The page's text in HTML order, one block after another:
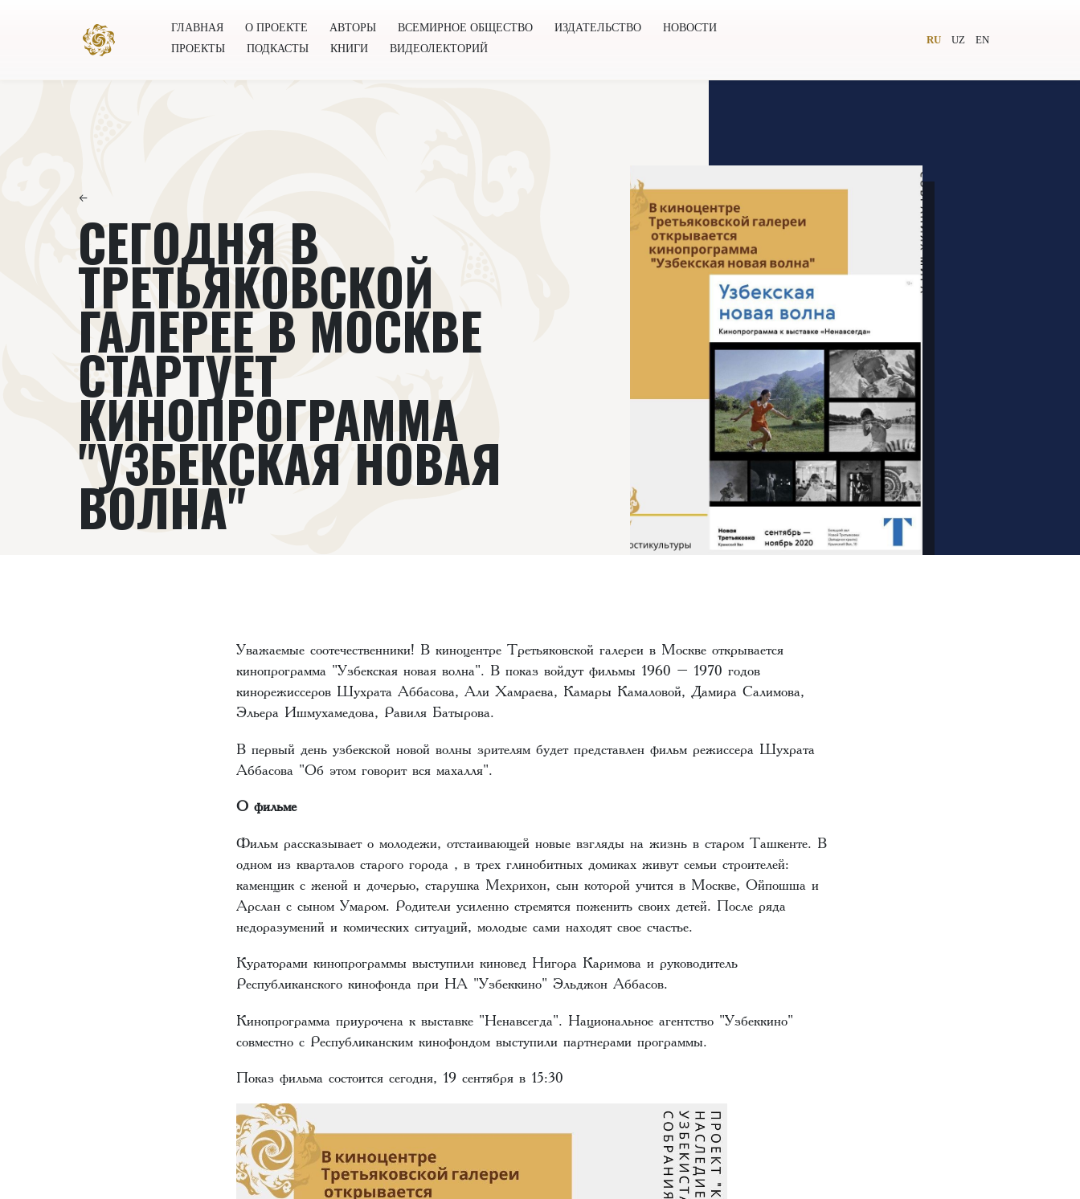
ГЛАВНАЯ О ПРОЕКТЕ АВТОРЫ ВСЕМИРНОЕ ОБЩЕСТВО ИЗДАТЕЛЬСТВО
НОВОСТИ
ПРОЕКТЫ
ПОДКАСТЫ КНИГИ ВИДЕОЛЕКТОРИЙ
RU UZ EN
←
СЕГОДНЯ В
ТРЕТЬЯКОВСКОЙ
ГАЛЕРЕЕ В МОСКВЕ
СТАРТУЕТ
КИНОПРОГРАММА
"УЗБЕКСКАЯ НОВАЯ
ВОЛНА"
Уважаемые соотечественники! В киноцентре Третьяковской галереи в Москве открывается
кинопрограмма "Узбекская новая волна". В показ войдут фильмы 1960 – 1970 годов
кинорежиссеров Шухрата Аббасова, Али Хамраева, Камары Камаловой, Дамира Салимова,
Эльера Ишмухамедова, Равиля Батырова.
В первый день узбекской новой волны зрителям будет представлен фильм режиссера Шухрата
Аббасова "Об этом говорит вся махалля".
О фильме
Фильм рассказывает о молодежи, отстаивающей новые взгляды на жизнь в старом Ташкенте. В
одном из кварталов старого города , в трех глинобитных домиках живут семьи строителей:
каменщик с женой и дочерью, старушка Мехрихон, сын которой учится в Москве, Ойпошша и
Арслан с сыном Умаром. Родители усиленно стремятся поженить своих детей. После ряда
недоразумений и комических ситуаций, молодые сами находят свое счастье.
Кураторами кинопрограммы выступили киновед Нигора Каримова и руководитель
Республиканского кинофонда при НА "Узбеккино" Эльджон Аббасов.
Кинопрограмма приурочена к выставке "Ненавсегда". Национальное агентство "Узбеккино"
совместно с Республиканским кинофондом выступили партнерами программы.
Показ фильма состоится сегодня, 19 сентября в 15:30